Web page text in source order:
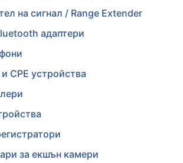
на сигнал / Range Extender
адаптери
CPE устройства
за екшън камери